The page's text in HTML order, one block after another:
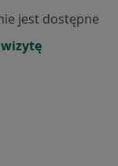
jest dostępne